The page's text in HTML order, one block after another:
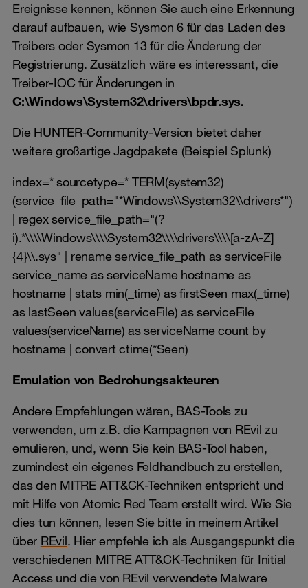
Ereignisse kennen, können Sie auch eine Erkennung
darauf aufbauen, wie Sysmon 6 für das Laden des
Treibers oder Sysmon 13 für die Änderung der
Registrierung. Zusätzlich wäre es interessant, die
Treiber-IOC für Änderungen in
C:\Windows\System32\drivers\bpdr.sys.
Die HUNTER-Community-Version bietet daher
weitere großartige Jagdpakete (Beispiel Splunk)
index=* sourcetype=* TERM(system32)
(service_file_path="*Windows\\System32\\drivers*")
| regex service_file_path="(?
i).*\\\\Windows\\\\System32\\\\drivers\\\\[a-zA-Z]
{4}\\.sys" | rename service_file_path as serviceFile
service_name as serviceName hostname as
hostname | stats min(_time) as firstSeen max(_time)
as lastSeen values(serviceFile) as serviceFile
values(serviceName) as serviceName count by
hostname | convert ctime(*Seen)
Emulation von Bedrohungsakteuren
Andere Empfehlungen wären, BAS-Tools zu
verwenden, um z.B. die Kampagnen von REvil zu
emulieren, und, wenn Sie kein BAS-Tool haben,
zumindest ein eigenes Feldhandbuch zu erstellen,
das den MITRE ATT&CK-Techniken entspricht und
mit Hilfe von Atomic Red Team erstellt wird. Wie Sie
dies tun können, lesen Sie bitte in meinem Artikel
über REvil. Hier empfehle ich als Ausgangspunkt die
verschiedenen MITRE ATT&CK-Techniken für Initial
Access und die von REvil verwendete Malware